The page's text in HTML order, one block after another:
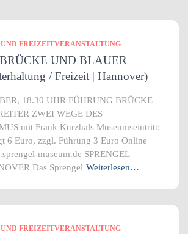
FREIZEITVERANSTALTUNG
UND BLAUER
/ Freizeit | Hannover)
18.30 UHR FÜHRUNG BRÜCKE
ZWEI WEGE DES
mit Frank Kurzhals Museumseintritt:
6 Euro, zzgl. Führung 3 Euro Online
museum.de SPRENGEL
Das Sprengel Weiterlesen…
FREIZEITVERANSTALTUNG